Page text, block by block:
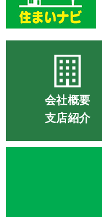
会社概要
支店紹介